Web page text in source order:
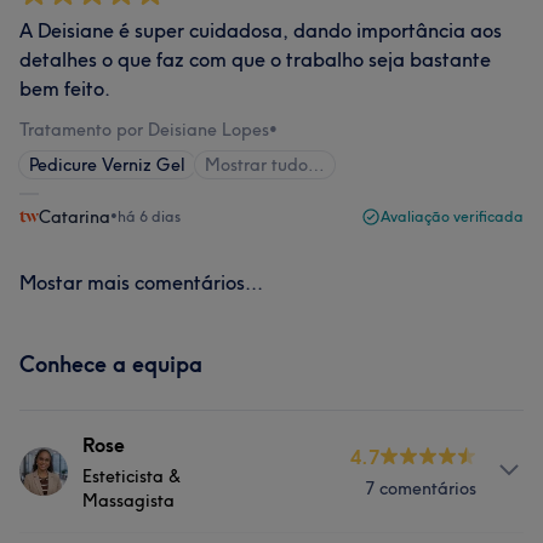
A Deisiane é super cuidadosa, dando importância aos
detalhes o que faz com que o trabalho seja bastante
bem feito.
Tratamento por Deisiane Lopes•
Pedicure Verniz Gel
Mostrar tudo…
Catarina•há 6 dias Avaliação verificada
Mostar mais comentários...
Conhece a equipa
Rose
Esteticista &
Massagista
4.7
7 comentários